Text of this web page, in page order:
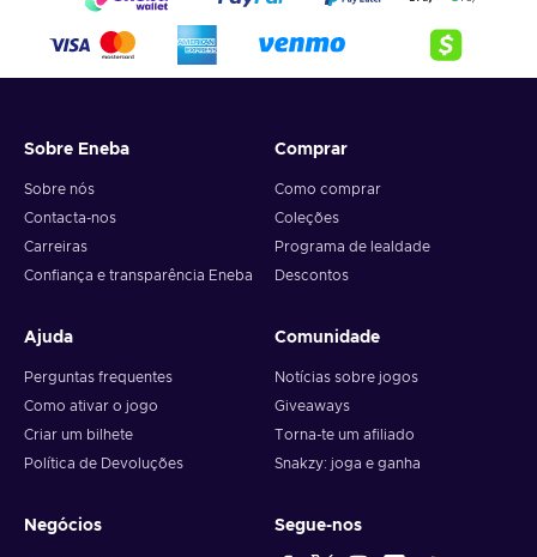
Sobre Eneba
Sobre nós
Contacta-nos
Carreiras
Confiança e transparência Eneba
Comprar
Como comprar
Coleções
Programa de lealdade
Descontos
Ajuda
Perguntas frequentes
Como ativar o jogo
Criar um bilhete
Política de Devoluções
Comunidade
Notícias sobre jogos
Giveaways
Torna-te um afiliado
Snakzy: joga e ganha
Negócios Segue-nos